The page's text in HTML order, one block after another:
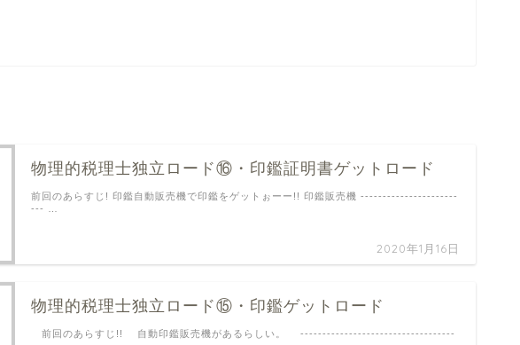
物理的税理士独立ロード⑯・印鑑証明書ゲットロード
2020年1月16日
前回のあらすじ! 印鑑自動販売機で印鑑をゲットぉーー!! 印鑑販売機 ----------------------
--- …
物理的税理士独立ロード⑮・印鑑ゲットロード
前回のあらすじ!! 自動印鑑販売機があるらしい。 -----------------------------------